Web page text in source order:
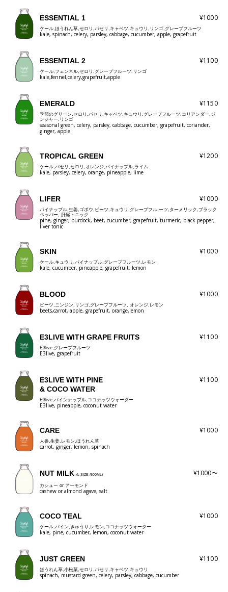
ESSENTIAL 1 ¥1000
ケール,ほうれん草,セロリ,パセリ,キャベツ,キュウリ,リンゴ,グレープフルーツ
kale, spinach, celery, parsley, cabbage, cucumber, apple, grapefruit
ESSENTIAL 2 ¥1100
ケール,フェンネル,セロリ,グレープフルーツ,リンゴ
kale,fennel,celery,grapefruit,apple
EMERALD ¥1150
季節のグリーン,セロリ,パセリ,キャベツ,キュウリ,グレープフルーツ,コリアンダー,ジ
ンジャー,リンゴ
seasonal green, celery, parsley, cabbage, cucumber, grapefruit, coriander,
ginger, apple
TROPICAL GREEN ¥1200
ケール,パセリ,セロリ,オレンジ,パイナップル,ライム
kale, parsley, celery, orange, pineapple, lime
LIFER ¥1000
パイナップル,生姜,ゴボウ,ビーツ,キュウリ,グレープフル ーツ,ターメリック,ブラック
ペッパー, 肝臓トニック
pine, ginger, burdock, beet, cucumber, grapefruit, turmeric, black pepper,
liver tonic
SKIN ¥1000
ケール,キュウリ,パイナップル,グレープフルーツ,レモン
kale, cucumber, pineapple, grapefruit, lemon
BLOOD ¥1000
ビーツ,ニンジン,リンゴ,グレープフルーツ, オレンジ,レモン
beets,carrot, apple, grapefruit, orange,lemon
E3LIVE WITH GRAPE FRUITS ¥1100
E3live,グレープフルーツ
E3live, grapefruit
E3LIVE WITH PINE
& COCO WATER
¥1100
E3live,パインナップル,ココナッツウォーター
E3live, pineapple, coconut water
CARE ¥1000
人参,生姜,レモン,ほうれん草
carrot, ginger, lemon, spinach
NUT MILK (L SIZE /500ML) ¥1000〜
カシュー or アーモンド
cashew or almond agave, salt
COCO TEAL ¥1000
ケール,パイン,きゅうり,レモン,ココナッツウォーター
kale, pine, cucumber, lemon, coconut water
JUST GREEN ¥1100
ほうれん草,小松菜,セロリ,パセリ,キャベツ,キュウリ
spinach, mustard green, celery, parsley, cabbage, cucumber